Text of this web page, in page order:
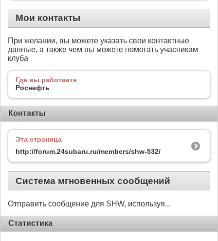
Мои контакты
При желании, вы можете указать свои контактные
данные, а также чем вы можете помогать учасникам
клуба
Где вы работаете
Роснефть
Контакты
Эта страница
http://forum.24subaru.ru/members/shw-532/
Система мгновенных сообщений
Отправить сообщение для SHW, используя...
Статистика